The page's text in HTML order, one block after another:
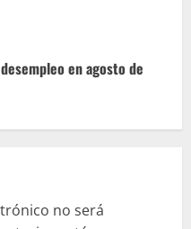
en agosto de
no será